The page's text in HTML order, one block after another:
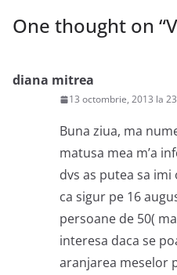
One thought on “
diana mitrea
13 octombrie, 2013 la
Buna ziua, ma
matusa mea m’a
dvs as putea sa
ca sigur pe 16
persoane de 50(
interesa daca se
aranjarea meselor